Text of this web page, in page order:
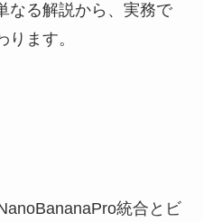
なる解説から、実務で
ます。
統合とビ